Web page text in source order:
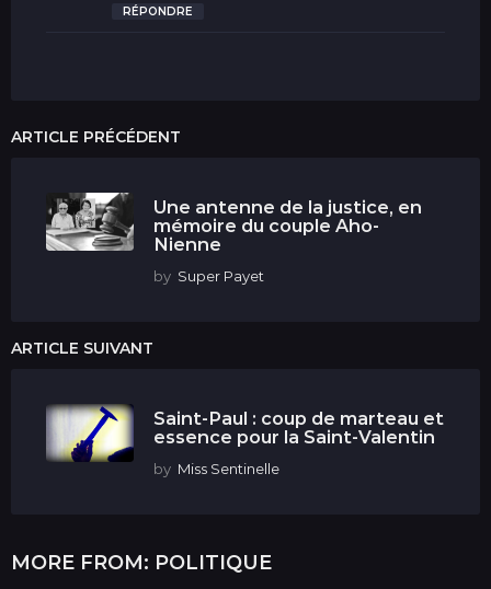
RÉPONDRE
ARTICLE PRÉCÉDENT
Une antenne de la justice, en
mémoire du couple Aho-
Nienne
by Super Payet
ARTICLE SUIVANT
Saint-Paul : coup de marteau et
essence pour la Saint-Valentin
by Miss Sentinelle
MORE FROM: POLITIQUE